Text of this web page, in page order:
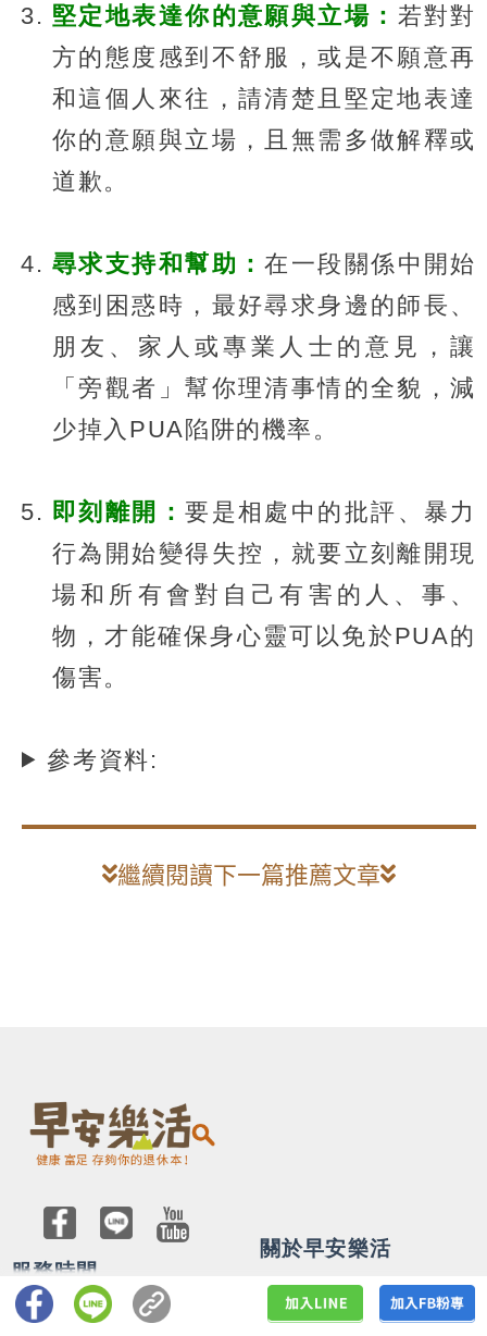
堅定地表達你的意願與立場： 若對對
方的態度感到不舒服，或是不願意再
和這個人來往，請清楚且堅定地表達
你的意願與立場，且無需多做解釋或
道歉。
尋求支持和幫助：在一段關係中開始
感到困惑時，最好尋求身邊的師長、
朋友、家人或專業人士的意見，讓
「旁觀者」幫你理清事情的全貌，減
少掉入PUA陷阱的機率。
即刻離開：要是相處中的批評、暴力
行為開始變得失控，就要立刻離開現
場和所有會對自己有害的人、事、
物，才能確保身心靈可以免於PUA的
傷害。
參考資料:
繼續閱讀下一篇推薦文章
服務時間
週一~週五
關於早安樂活
關於我們
廣告合作